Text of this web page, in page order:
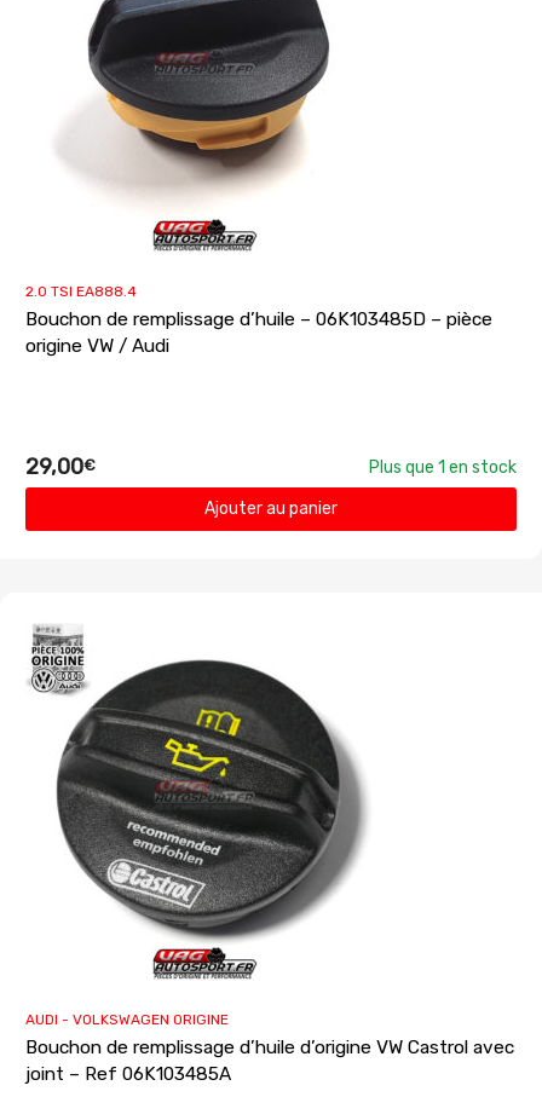
2.0 TSI EA888.4
Bouchon de remplissage d’huile – 06K103485D – pièce
origine VW / Audi
29,00€
Plus que 1 en stock
Ajouter au panier
AUDI - VOLKSWAGEN ORIGINE
Bouchon de remplissage d’huile d’origine VW Castrol avec
joint – Ref 06K103485A